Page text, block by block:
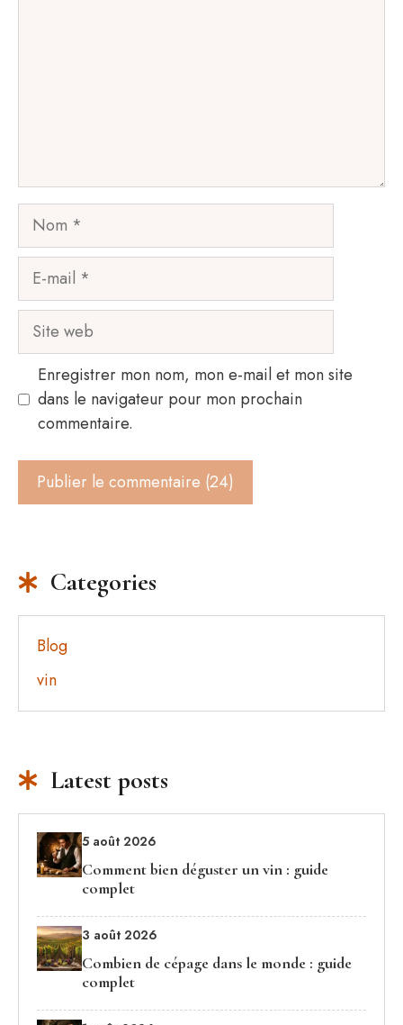
Nom
mail
Site
web
Enregistrer mon nom, mon e-mail et mon site
dans le navigateur pour mon prochain
commentaire.
Categories
Blog
vin
Latest posts
5 août 2026
Comment bien déguster un vin : guide
complet
3 août 2026
Combien de cépage dans le monde : guide
complet